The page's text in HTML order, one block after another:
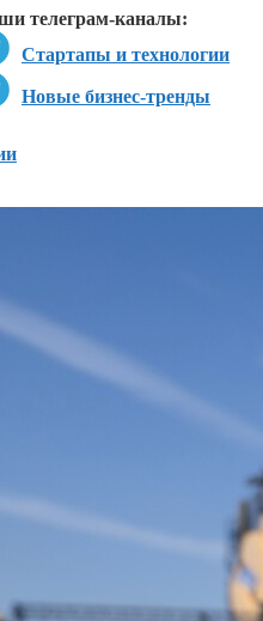
телеграм-каналы:
Стартапы и технологии
Новые бизнес-тренды